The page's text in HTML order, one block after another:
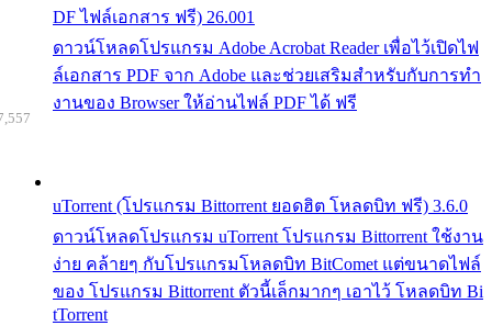
DF ไฟล์เอกสาร ฟรี) 26.001
ดาวน์โหลดโปรแกรม Adobe Acrobat Reader เพื่อไว้เปิดไฟ
ล์เอกสาร PDF จาก Adobe และช่วยเสริมสำหรับกับการทำ
งานของ Browser ให้อ่านไฟล์ PDF ได้ ฟรี
uTorrent (โปรแกรม Bittorrent ยอดฮิต โหลดบิท ฟรี) 3.6.0
ดาวน์โหลดโปรแกรม uTorrent โปรแกรม Bittorrent ใช้งาน
ง่าย คล้ายๆ กับโปรแกรมโหลดบิท BitComet แต่ขนาดไฟล์
ของ โปรแกรม Bittorrent ตัวนี้เล็กมากๆ เอาไว้ โหลดบิท Bi
tTorrent